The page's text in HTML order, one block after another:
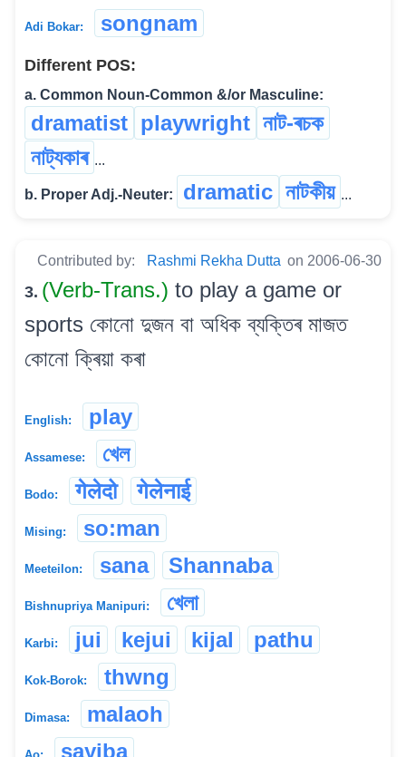
Adi Bokar: songnam
Different POS:
a. Common Noun-Common &/or Masculine:
dramatist playwright নাট-ৰচক
নাট্যকাৰ ...
b. Proper Adj.-Neuter: dramatic নাটকীয় ...
Contributed by: Rashmi Rekha Dutta on 2006-06-30
3. (Verb-Trans.) to play a game or
sports কোনো দুজন বা অধিক ব্যক্তিৰ মাজত
কোনো ক্ৰিয়া কৰা
English: play
Assamese: খেল
Bodo: गेलेदो गेलेनाई
Mising: so:man
Meeteilon: sana Shannaba
Bishnupriya Manipuri: খেলা
Karbi: jui kejui kijal pathu
Kok-Borok: thwng
Dimasa: malaoh
sayiba